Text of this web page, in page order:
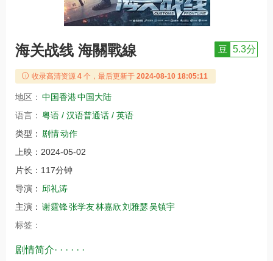
海关战线 海關戰線 豆 5.3分
收录高清资源 4 个，最后更新于 2024-08-10 18:05:11
地区： 中国香港中国大陆
语言： 粤语 / 汉语普通话 / 英语
类型： 剧情动作
上映： 2024-05-02
片长： 117分钟
导演： 邱礼涛
主演： 谢霆锋张学友林嘉欣刘雅瑟吴镇宇
标签：
剧情简介· · · · · ·